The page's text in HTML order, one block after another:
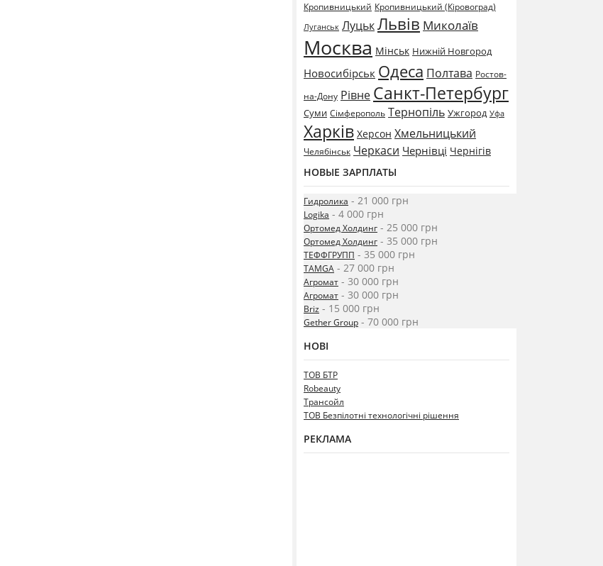
Кропивницький Кропивницький (Кіровоград)
Луганськ ЛуцькЛьвів Миколаїв
Москва Мінськ Нижній Новгород
Новосибірськ Одеса Полтава Ростов-
на-Дону Рівне Санкт-Петербург
Суми Сімферополь Тернопіль Ужгород Уфа
Харків Херсон Хмельницький
Челябінськ Черкаси Чернівці Чернігів
НОВЫЕ ЗАРПЛАТЫ
Гидролика - 21 000 грн
Logika - 4 000 грн
Ортомед Холдинг - 25 000 грн
Ортомед Холдинг - 35 000 грн
ТЕФФГРУПП - 35 000 грн
TAMGA - 27 000 грн
Агромат - 30 000 грн
Агромат - 30 000 грн
Briz - 15 000 грн
Gether Group - 70 000 грн
НОВІ
ТОВ БТР
Robeauty
Трансойл
ТОВ Безпілотні технологічні рішення
РЕКЛАМА